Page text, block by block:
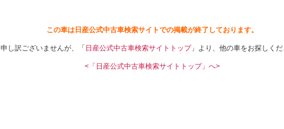
この車は日産公式中古車検索サイトでの掲載が終了しております。
申し訳ございませんが、「 日産公式中古車検索サイトトップ」より、他の車をお探しくだ
<「日産公式中古車検索サイトトップ」へ>